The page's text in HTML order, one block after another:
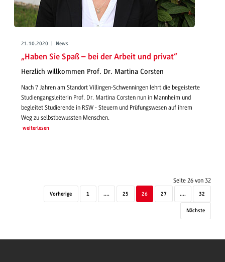
21.10.2020 | News
„Haben Sie Spaß – bei der Arbeit und privat“
Herzlich willkommen Prof. Dr. Martina Corsten
Nach 7 Jahren am Standort Villingen-Schwenningen lehrt die begeisterte
Studiengangsleiterin Prof. Dr. Martina Corsten nun in Mannheim und
begleitet Studierende in RSW - Steuern und Prüfungswesen auf ihrem
Weg zu selbstbewussten Menschen.
weiterlesen
Seite 26 von 32
Vorherige 1 .... 25 26 27 .... 32
Nächste